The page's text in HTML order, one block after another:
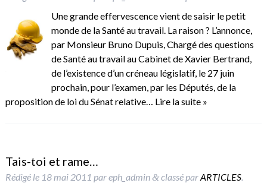
Une grande effervescence vient de saisir le petit
monde de la Santé au travail. La raison ? L’annonce,
par Monsieur Bruno Dupuis, Chargé des questions
de Santé au travail au Cabinet de Xavier Bertrand,
de l’existence d’un créneau législatif, le 27 juin
prochain, pour l’examen, par les Députés, de la
proposition de loi du Sénat relative… Lire la suite »
Tais-toi et rame…
Rédigé le 18 mai 2011 pareph_admin &classé parARTICLES.